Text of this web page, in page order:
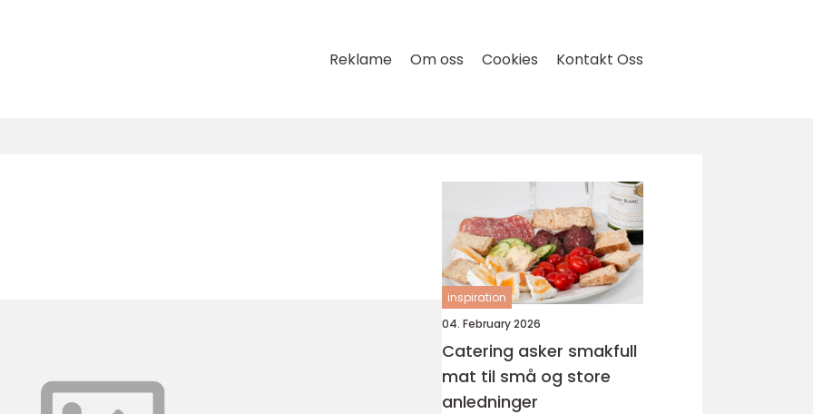
Reklame Om oss Cookies Kontakt Oss
inspiration
04. February 2026
Catering asker smakfull
mat til små og store
anledninger